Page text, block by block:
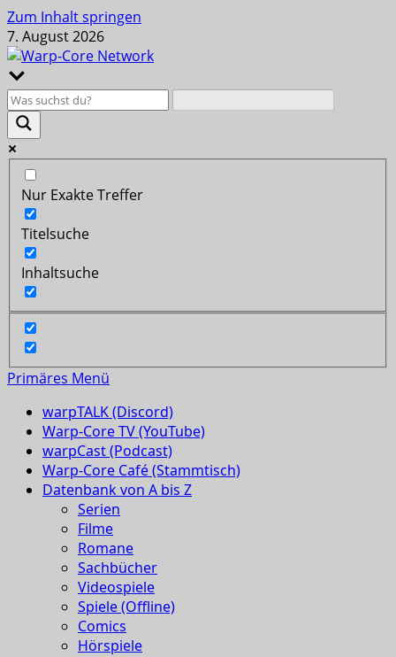
Zum Inhalt springen
7. August 2026
Nur Exakte Treffer
Titelsuche
Inhaltsuche
Primäres Menü
warpTALK (Discord)
Warp-Core TV (YouTube)
warpCast (Podcast)
Warp-Core Café (Stammtisch)
Datenbank von A bis Z
Serien
Filme
Romane
Sachbücher
Videospiele
Spiele (Offline)
Comics
Hörspiele